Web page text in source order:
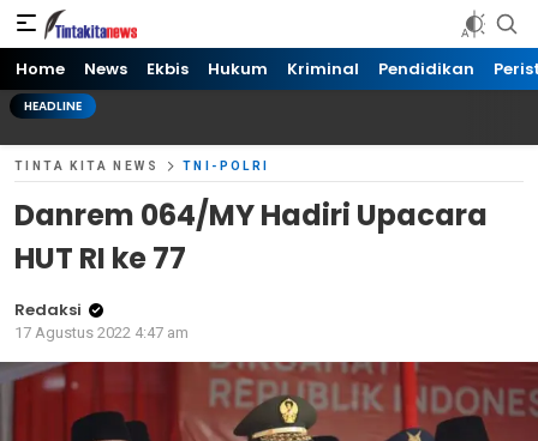
Tinta kita News
Informasi Terkini
Home News Ekbis Hukum Kriminal Pendidikan
HEADLINE
TINTA KITA NEWS TNI-POLRI
Danrem 064/MY Hadiri Upacara
HUT RI ke 77
Redaksi
17 Agustus 2022 4:47 am